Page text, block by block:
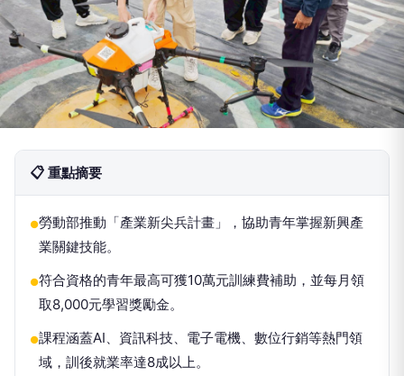
📋 重點摘要
●勞動部推動「產業新尖兵計畫」，協助青年掌握新興產
業關鍵技能。
●符合資格的青年最高可獲10萬元訓練費補助，並每月領
取8,000元學習獎勵金。
●課程涵蓋AI、資訊科技、電子電機、數位行銷等熱門領
域，訓後就業率達8成以上。